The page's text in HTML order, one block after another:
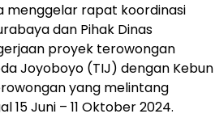
menggelar rapat koordinasi
dan Pihak Dinas
proyek terowongan
Joyoboyo (TIJ) dengan Kebun
yang melintang
Juni – 11 Oktober 2024.